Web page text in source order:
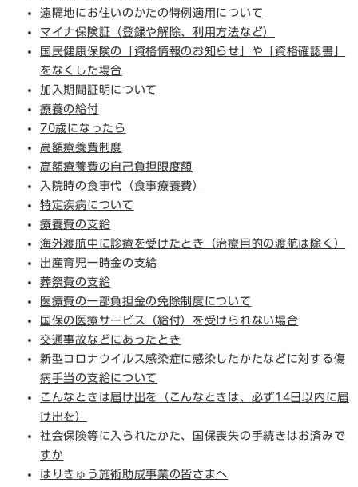
遠隔地にお住いのかたの特例適用について
マイナ保険証（登録や解除、利用方法など）
国民健康保険の「資格情報のお知らせ」や「資格確認書」
をなくした場合​
加入期間証明について
療養の給付
70歳になったら
高額療養費制度
高額療養費の自己負担限度額
入院時の食事代（食事療養費）
特定疾病について
療養費の支給
海外渡航中に診療を受けたとき（治療目的の渡航は除く）
出産育児一時金の支給
葬祭費の支給
医療費の一部負担金の免除制度について
国保の医療サービス（給付）を受けられない場合
交通事故などにあったとき
新型コロナウイルス感染症に感染したかたなどに対する傷
病手当の支給について
こんなときは届け出を（こんなときは、必ず14日以内に届
け出を）
社会保険等に入られたかた、国保喪失の手続きはお済みで
すか
はりきゅう施術助成事業の皆さまへ